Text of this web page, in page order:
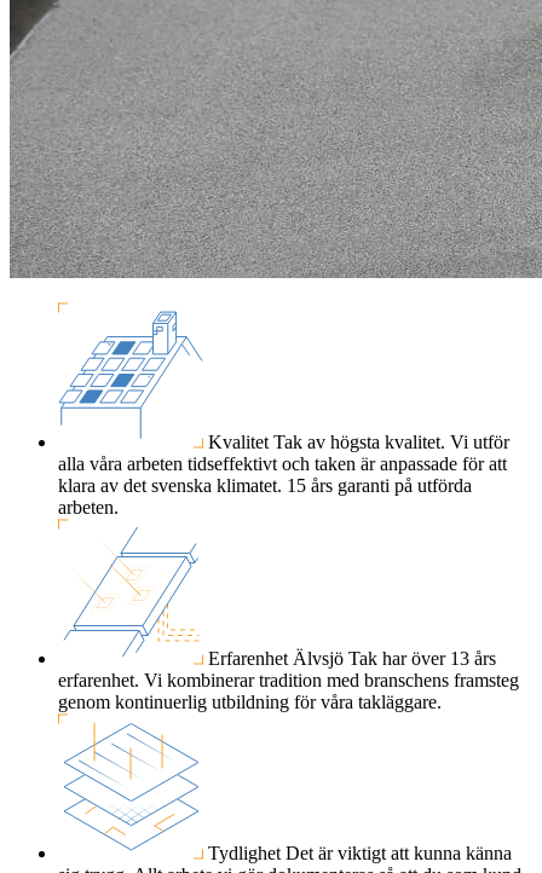
Kvalitet Tak av högsta kvalitet. Vi utför
alla våra arbeten tidseffektivt och taken är anpassade för att
klara av det svenska klimatet. 15 års garanti på utförda
arbeten.
Erfarenhet Älvsjö Tak har över 13 års
erfarenhet. Vi kombinerar tradition med branschens framsteg
genom kontinuerlig utbildning för våra takläggare.
Tydlighet Det är viktigt att kunna känna